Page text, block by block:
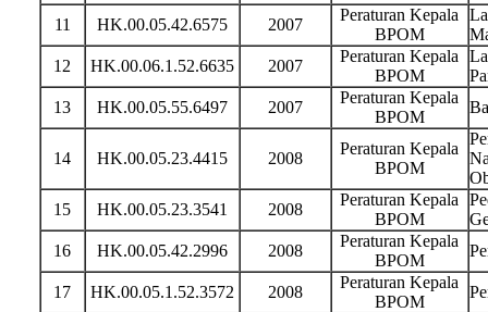
11
HK.00.05.42.6575 2007
Peraturan Kepala
BPOM
12
HK.00.06.1.52.6635 2007
Peraturan Kepala
BPOM
13
HK.00.05.55.6497 2007
Peraturan Kepala
BPOM
14 HK.00.05.23.4415 2008
Peraturan Kepala
BPOM
15
HK.00.05.23.3541 2008
Peraturan Kepala
BPOM
16
HK.00.05.42.2996 2008
Peraturan Kepala
BPOM
17 HK.00.05.1.52.3572 2008
Peraturan Kepala
BPOM